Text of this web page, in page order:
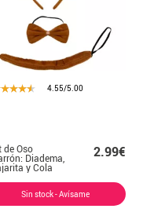
4.55/5.00
de Oso
Diadema,
y Cola
2.99€
Sin stock - Avísame